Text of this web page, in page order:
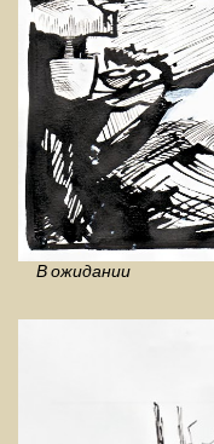
В ожидании